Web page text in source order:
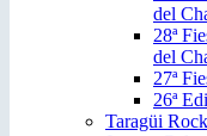
del
28ª
del
27ª
26ª
Taragüi Rock